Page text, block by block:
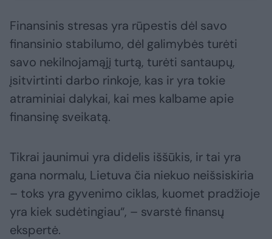
Finansinis stresas yra rūpestis dėl savo
finansinio stabilumo, dėl galimybės turėti
savo nekilnojamąjį turtą, turėti santaupų,
įsitvirtinti darbo rinkoje, kas ir yra tokie
atraminiai dalykai, kai mes kalbame apie
finansinę sveikatą.
Tikrai jaunimui yra didelis iššūkis, ir tai yra
gana normalu, Lietuva čia niekuo neišsiskiria
– toks yra gyvenimo ciklas, kuomet pradžioje
yra kiek sudėtingiau“, – svarstė finansų
ekspertė.